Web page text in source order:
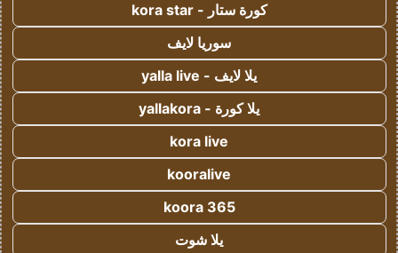
كورة ستار - kora star
سوريا لايف
يلا لايف - yalla live
يلا كورة - yallakora
kora live
kooralive
koora 365
يلا شوت